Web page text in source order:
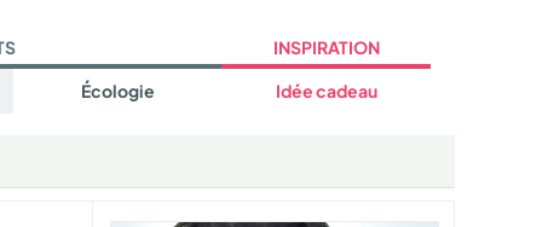
Écologie
INSPIRATION
Idée cadeau